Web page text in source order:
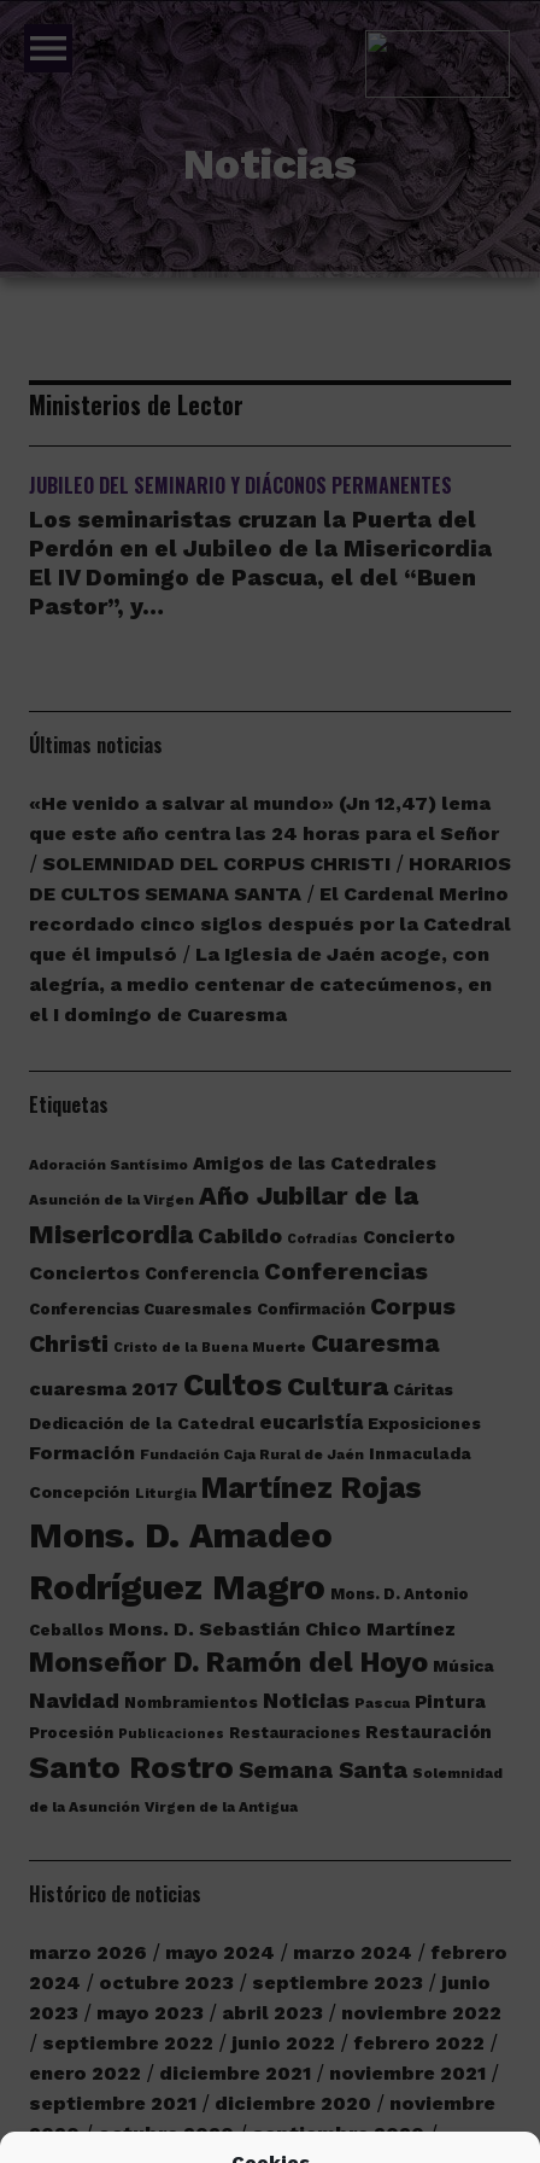
menu
Noticias
Ministerios de Lector
JUBILEO DEL SEMINARIO Y DIÁCONOS PERMANENTES
Los seminaristas cruzan la Puerta del
Perdón en el Jubileo de la Misericordia
El IV Domingo de Pascua, el del “Buen
Pastor”, y…
Últimas noticias
«He venido a salvar al mundo» (Jn 12,47) lema
que este año centra las 24 horas para el Señor
SOLEMNIDAD DEL CORPUS CHRISTI
HORARIOS
DE CULTOS SEMANA SANTA
El Cardenal Merino
recordado cinco siglos después por la Catedral
que él impulsó
La Iglesia de Jaén acoge, con
alegría, a medio centenar de catecúmenos, en
el I domingo de Cuaresma
Etiquetas
Adoración Santísimo Amigos de las Catedrales
Asunción de la Virgen Año Jubilar de la
Misericordia Cabildo Cofradías Concierto
Conciertos Conferencia Conferencias
Conferencias Cuaresmales Confirmación Corpus
Christi Cristo de la Buena Muerte Cuaresma
cuaresma 2017 Cultos Cultura Cáritas
Dedicación de la Catedral eucaristía Exposiciones
Formación Fundación Caja Rural de Jaén Inmaculada
Concepción Liturgia Martínez Rojas
Mons. D. Amadeo
Rodríguez Magro Mons. D. Antonio
Ceballos Mons. D. Sebastián Chico Martínez
Monseñor D. Ramón del Hoyo Música
Navidad Nombramientos Noticias Pascua Pintura
Procesión Publicaciones Restauraciones Restauración
Santo Rostro Semana Santa Solemnidad
de la Asunción Virgen de la Antigua
Histórico de noticias
marzo 2026 mayo 2024 marzo 2024
febrero
2024
octubre 2023 septiembre 2023
junio
2023
mayo 2023 abril 2023
noviembre 2022
septiembre 2022
junio 2022
febrero 2022
enero 2022
diciembre 2021
noviembre 2021
septiembre 2021
diciembre 2020
noviembre
2020
octubre 2020
septiembre 2020